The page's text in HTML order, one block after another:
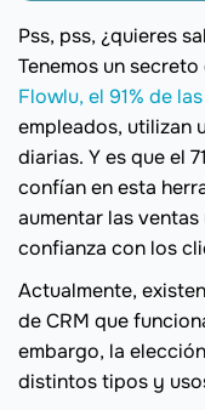
Pss, pss, ¿quieres
Tenemos un
Flowlu, el 91% de
empleados, utilizan
diarias. Y es que el
confían en esta
aumentar las
confianza con los
Actualmente,
de CRM que
embargo, la
distintos tipos y